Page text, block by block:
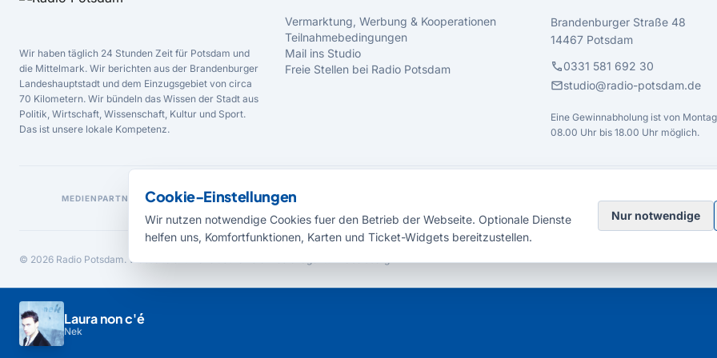
Laura non c'é
Nek
Wir haben täglich 24 Stunden Zeit für Potsdam und
die Mittelmark. Wir berichten aus der Brandenburger
Landeshauptstadt und dem Einzugsgebiet von circa
70 Kilometern. Wir bündeln das Wissen der Stadt aus
Politik, Wirtschaft, Wissenschaft, Kultur und Sport.
Das ist unsere lokale Kompetenz.
Vermarktung, Werbung & Kooperationen
Teilnahmebedingungen
Mail ins Studio
Freie Stellen bei Radio Potsdam
Brandenburger Straße 48
14467 Potsdam
call0331 581 692 30
mailstudio@radio-potsdam.de
Eine Gewinnabholung ist von
08.00 Uhr bis 18.00 Uhr möglich.
MEDIENPARTNER
© 2026 Radio Potsdam. Webseite entwickelt durch dieMedienagentur Babelsberg
Cookie-Einstellungen
Wir nutzen notwendige Cookies fuer den Betrieb der Webseite. Optionale Dienste
helfen uns, Komfortfunktionen, Karten und Ticket-Widgets bereitzustellen.
Nur notwendige